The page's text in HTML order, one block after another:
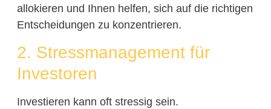
allokieren und Ihnen helfen, sich auf die richtigen
Entscheidungen zu konzentrieren.
2. Stressmanagement für
Investoren
Investieren kann oft stressig sein.